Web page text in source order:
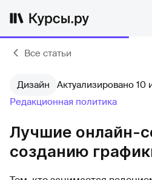
Все статьи
Дизайн
Актуализировано 10
Редакционная политика
Лучшие онлайн-
созданию